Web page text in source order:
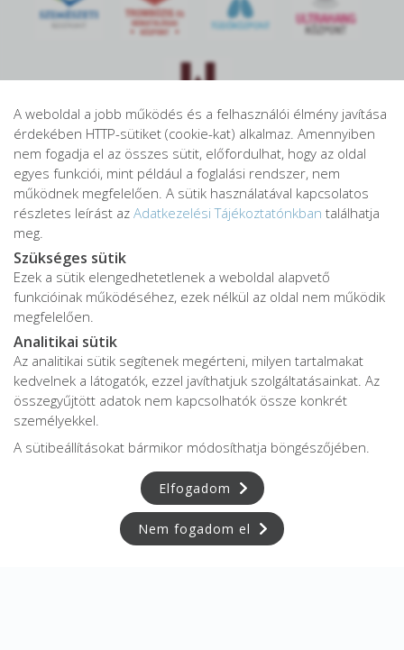
A weboldal a jobb működés és a felhasználói élmény javítása
érdekében HTTP-sütiket (cookie-kat) alkalmaz. Amennyiben
nem fogadja el az összes sütit, előfordulhat, hogy az oldal
egyes funkciói, mint például a foglalási rendszer, nem
működnek megfelelően. A sütik használatával kapcsolatos
részletes leírást az Adatkezelési Tájékoztatónkban találhatja
meg.
Szükséges sütik
Ezek a sütik elengedhetetlenek a weboldal alapvető
funkcióinak működéséhez, ezek nélkül az oldal nem működik
megfelelően.
Analitikai sütik
Az analitikai sütik segítenek megérteni, milyen tartalmakat
kedvelnek a látogatók, ezzel javíthatjuk szolgáltatásainkat. Az
összegyűjtött adatok nem kapcsolhatók össze konkrét
személyekkel.
A sütibeállításokat bármikor módosíthatja böngészőjében.
Elfogadom
Nem fogadom el